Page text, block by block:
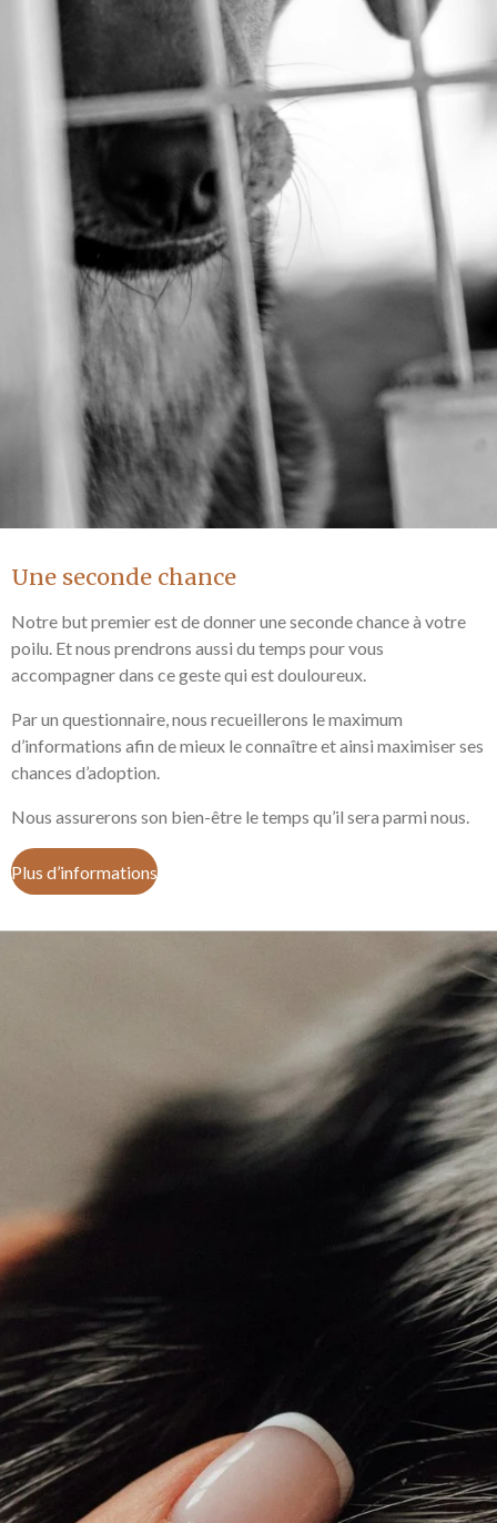
Une seconde chance
Notre but premier est de donner une seconde chance à votre
poilu. Et nous prendrons aussi du temps pour vous
accompagner dans ce geste qui est douloureux.
Par un questionnaire, nous recueillerons le maximum
d’informations afin de mieux le connaître et ainsi maximiser ses
chances d’adoption.
Nous assurerons son bien-être le temps qu’il sera parmi nous.
Plus d’informations